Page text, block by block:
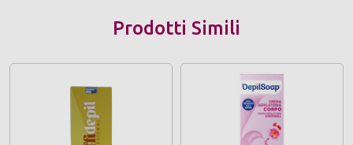
Prodotti Simili